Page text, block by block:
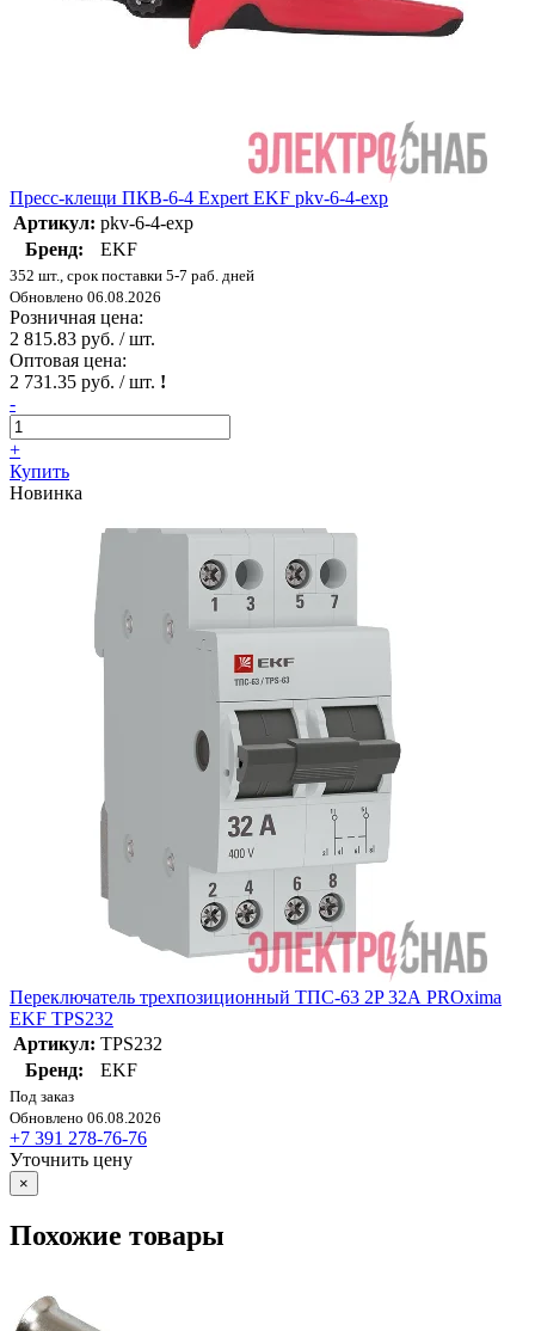
Пресс-клещи ПКВ-6-4 Expert EKF pkv-6-4-exp
Артикул: pkv-6-4-exp
Бренд:
EKF
352 шт., срок поставки 5-7 раб. дней
Обновлено 06.08.2026
Розничная цена:
2 815.83 руб. / шт.
Оптовая цена:
2 731.35 руб. / шт. !
-
+
Купить
Новинка
Переключатель трехпозиционный ТПС-63 2P 32А PROxima
EKF TPS232
Артикул: TPS232
Бренд:
EKF
Под заказ
Обновлено 06.08.2026
+7 391 278-76-76
Уточнить цену
×
Похожие товары